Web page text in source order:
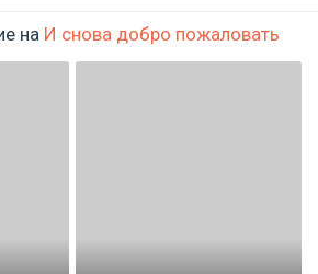
на И снова добро пожаловать